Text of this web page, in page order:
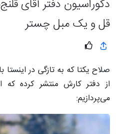
دکوراسیون دفتر آقای
قل و یک مبل چستر
صلاح یکتا که به تازگی در
از دفتر کارش منتشر کرده که
می‌پردازیم: